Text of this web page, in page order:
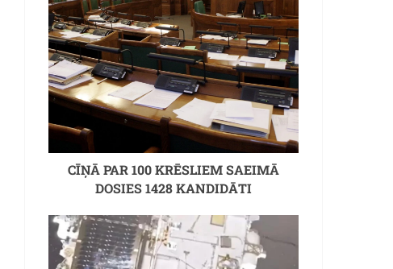
CĪŅĀ PAR 100 KRĒSLIEM SAEIMĀ
DOSIES 1428 KANDIDĀTI